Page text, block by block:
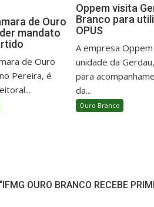
de Ouro
mandato
de Ouro
Pereira, é
Oppem visita
Branco para
OPUS
A empresa
unidade da
para
da...
Ouro Branco
OURO BRANCO RECEBE